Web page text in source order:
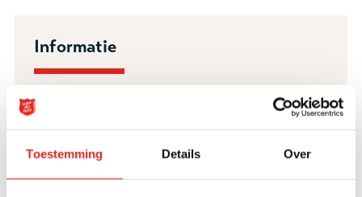
Toestemming Details Over
Informatie
JongLeren helpt kinderen en jongeren met een
complexe hulpvraag. Ze hebben bijvoorbeeld
een verstandelijke beperking, schulden,